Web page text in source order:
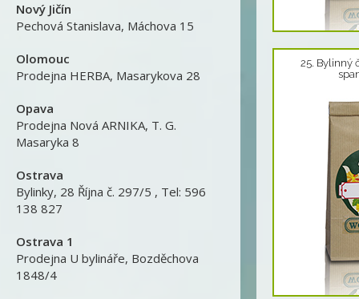
Nový Jičín
Pechová Stanislava, Máchova 15
Olomouc
Prodejna HERBA, Masarykova 28
Opava
Prodejna Nová ARNIKA, T. G.
Masaryka 8
Ostrava
Bylinky, 28 Října č. 297/5 , Tel: 596
138 827
Ostrava 1
Prodejna U bylináře, Bozděchova
1848/4
25. Bylinný